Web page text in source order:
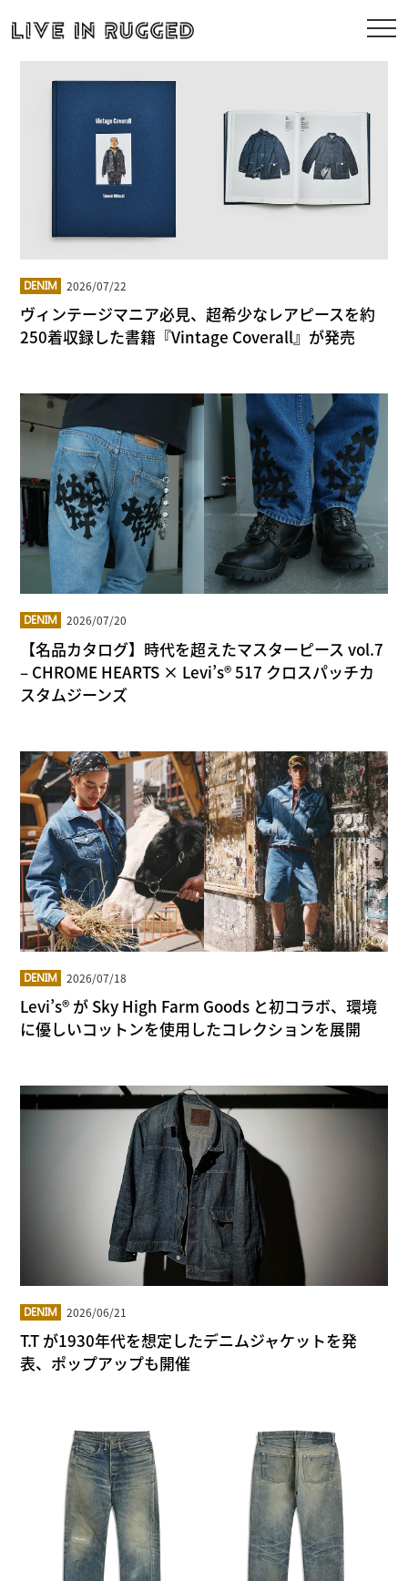
DENIM 2026/07/22
ヴィンテージマニア必見、超希少なレアピースを約
250着収録した書籍『Vintage Coverall』が発売
DENIM 2026/07/20
【名品カタログ】時代を超えたマスターピース vol.7
– CHROME HEARTS × Levi’s® 517 クロスパッチカ
スタムジーンズ
DENIM 2026/07/18
Levi’s® が Sky High Farm Goods と初コラボ、環境
に優しいコットンを使用したコレクションを展開
DENIM 2026/06/21
T.T が1930年代を想定したデニムジャケットを発
表、ポップアップも開催